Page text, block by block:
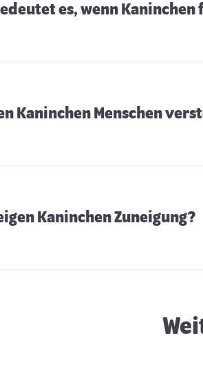
es, wenn Kaninchen
Kaninchen Menschen
Kaninchen Zuneigung?